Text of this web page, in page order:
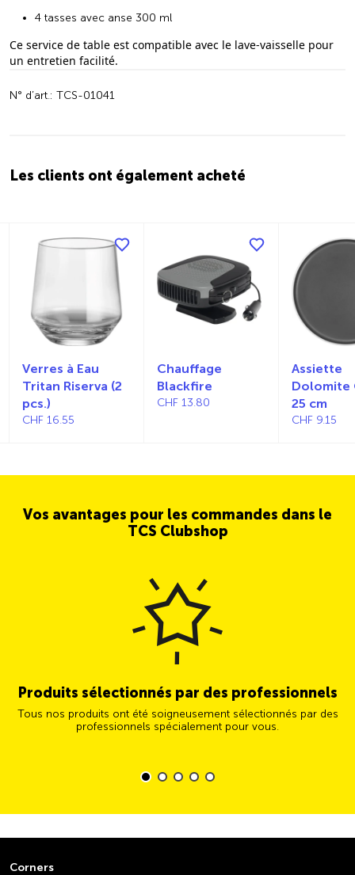
4 tasses avec anse 300 ml
Ce service de table est compatible avec le lave-vaisselle pour
un entretien facilité.
N° d’art.: TCS-01041
Les clients ont également acheté
Verres à Eau
Tritan Riserva (2
pcs.)
CHF 16.55
Chauffage
Blackfire
CHF 13.80
Assiette
Dolomite
25 cm
CHF 9.15
Vos avantages pour les commandes dans le
TCS Clubshop
Produits sélectionnés par des professionnels
Tous nos produits ont été soigneusement sélectionnés par des
professionnels spécialement pour vous.
Corners